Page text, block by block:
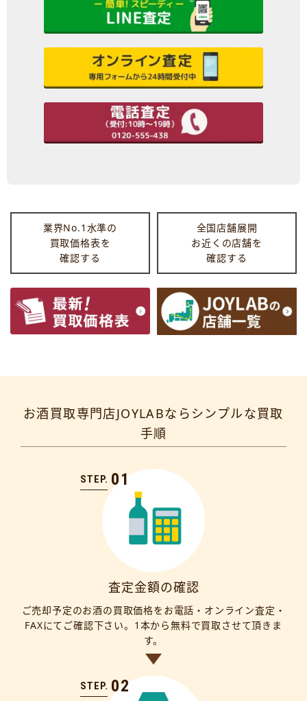
業界No.1水準の
買取価格表を
確認する
全国店舗展開
お近くの店舗を
確認する
お酒買取専門店JOYLABならシンプルな買取
手順
STEP. 01
査定金額の確認
ご売却予定のお酒の買取価格をお電話・オンライン査定・
FAXにてご確認下さい。1本から無料で買取させて頂きま
す。
STEP. 02